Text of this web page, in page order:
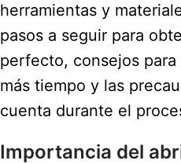
herramientas y
pasos a seguir para
perfecto, consejos
más tiempo y las
cuenta durante el
Importancia del